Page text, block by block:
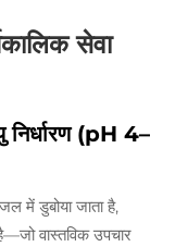
सेवा
(pH 4–
में डुबोया जाता है,
वास्तविक उपचार